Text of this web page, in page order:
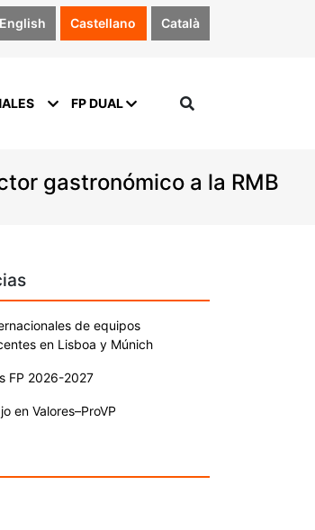
English Castellano Català
gastronómico a la RMB
FP DUAL
de equipos
en Lisboa y Múnich
FP 2026-2027
en Valores–ProVP